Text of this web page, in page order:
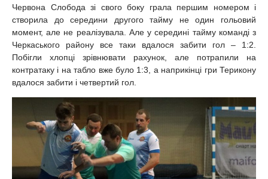
Червона Слобода зі свого боку грала першим номером і
створила до середини другого тайму не один гольовий
момент, але не реалізувала. Але у середині тайму команді з
Черкаського району все таки вдалося забити гол – 1:2.
Побігли хлопці зрівнювати рахунок, але потрапили на
контратаку і на табло вже було 1:3, а наприкінці гри Терикону
вдалося забити і четвертий гол.